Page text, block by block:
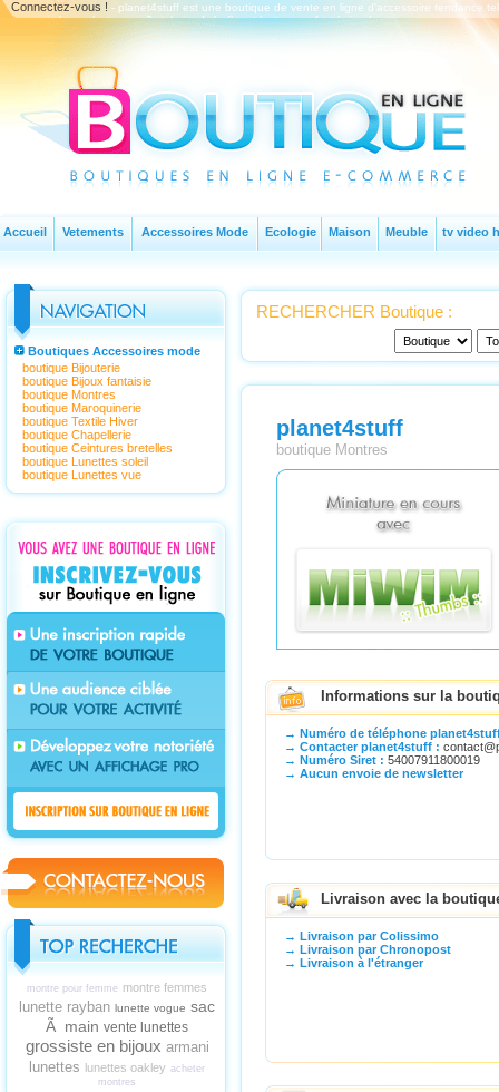
Connectez-vous ! - planet4stuff est une boutique de vente en ligne d'accessoire tendance
coque i phone, lecteur mp3 style ipod shufle, et lecteur mp4 style ipod nano
Accueil Vetements Accessoires Mode Ecologie Maison Meuble tv video
Boutiques Accessoires mode
boutique Bijouterie
boutique Bijoux fantaisie
boutique Montres
boutique Maroquinerie
boutique Textile Hiver
boutique Chapellerie
boutique Ceintures bretelles
boutique Lunettes soleil
boutique Lunettes vue
montre pour femme montre femmes
lunette rayban lunette vogue sac
Ã main vente lunettes
grossiste en bijoux armani
lunettes lunettes oakley acheter
montres
RECHERCHER Boutique :
planet4stuff
boutique Montres
Informations sur la
→ Numéro de téléphone
→ Contacter planet4stuff :
→ Numéro Siret : 54007911800019
→ Aucun envoie de newsletter
Livraison avec la
→ Livraison par Colissimo
→ Livraison par Chronopost
→ Livraison à l'étranger